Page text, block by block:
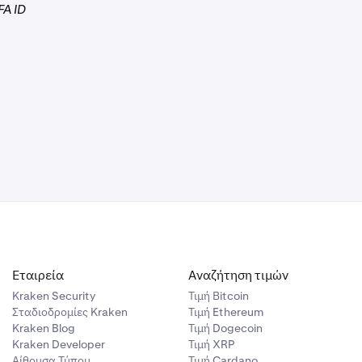
στη
ID
Εταιρεία
Kraken Security
Σταδιοδρομίες Kraken
Kraken Blog
Kraken Developer
Αναζήτηση τιμών
Τιμή Βitcoin
Τιμή Ethereum
Τιμή Dogecoin
Τιμή XRP